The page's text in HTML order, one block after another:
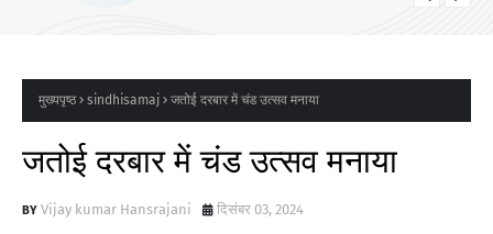
मुख्यपृष्ठ sindhisamaj जतोई दरबार में चंड उत्सव मनाया
जतोई दरबार में चंड उत्सव मनाया
Vijay kumar Hansrajani दिसंबर 03, 2024